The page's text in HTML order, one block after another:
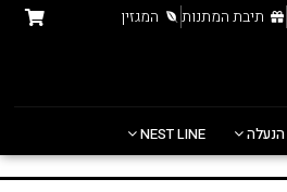
תיבת המתנות המגזין
הנעלה NEST LINE